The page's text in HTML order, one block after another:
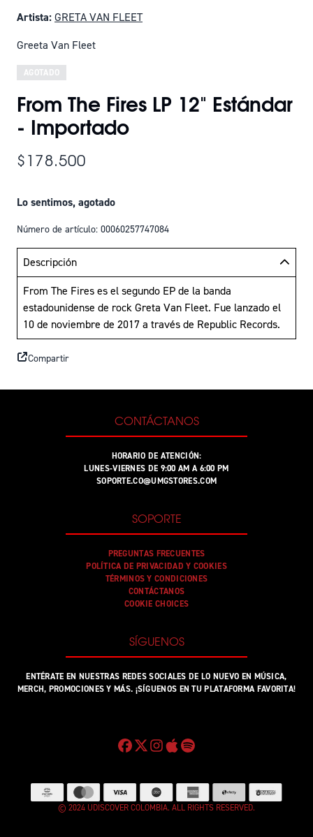
Artista:GRETA VAN FLEET
Greeta Van Fleet
AGOTADO
From The Fires LP 12" Estándar
- Importado
$178.500
Lo sentimos, agotado
Número de artículo: 00060257747084
Descripción
From The Fires es el segundo EP de la banda
estadounidense de rock Greta Van Fleet. Fue lanzado el
10 de noviembre de 2017 a través de Republic Records.
Compartir
CONTÁCTANOS
HORARIO DE ATENCIÓN:
LUNES-VIERNES DE 9:00 AM A 6:00 PM
SOPORTE.CO@UMGSTORES.COM
SOPORTE
PREGUNTAS FRECUENTES
POLÍTICA DE PRIVACIDAD Y COOKIES
TÉRMINOS Y CONDICIONES
CONTÁCTANOS
COOKIE CHOICES
SÍGUENOS
ENTÉRATE EN NUESTRAS REDES SOCIALES DE LO NUEVO EN MÚSICA,
MERCH, PROMOCIONES Y MÁS. ¡SÍGUENOS EN TU PLATAFORMA FAVORITA!
© 2024 UDISCOVER COLOMBIA. ALL RIGHTS RESERVED.